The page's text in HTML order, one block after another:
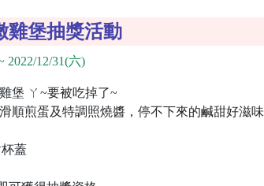
雞堡抽獎活動
2022/12/31(六)
堡 ㄚ~要被吃掉了~
順煎蛋及特調照燒醬，停不下來的鹹甜好滋味
蓋